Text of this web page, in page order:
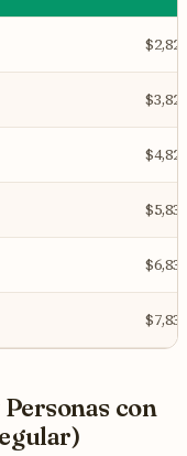
$2,820
$3,823
$4,827
$5,830
$6,834
$7,837
con